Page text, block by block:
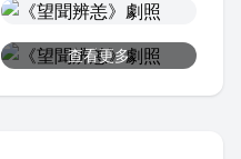
查看更多